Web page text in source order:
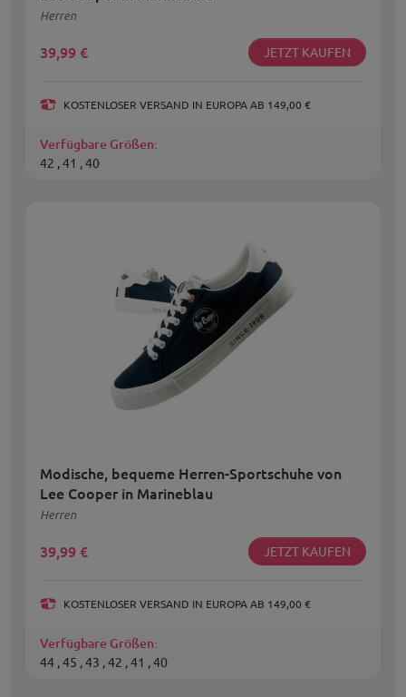
Herren
39,99 € JETZT KAUFEN
KOSTENLOSER VERSAND IN EUROPA AB 149,00 €
Verfügbare Größen:
42 , 41 , 40
Modische, bequeme Herren-Sportschuhe von
Lee Cooper in Marineblau
Herren
39,99 € JETZT KAUFEN
KOSTENLOSER VERSAND IN EUROPA AB 149,00 €
Verfügbare Größen:
44 , 45 , 43 , 42 , 41 , 40